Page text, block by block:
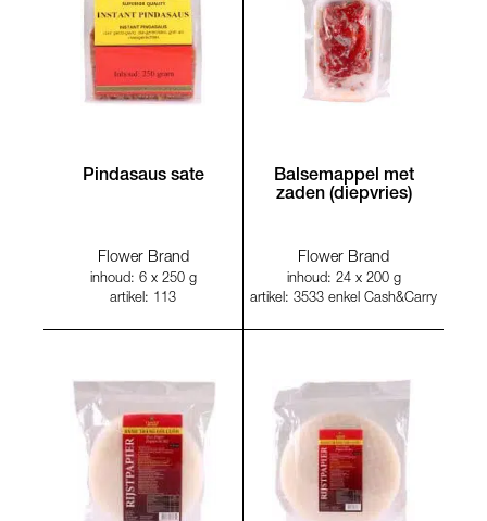
Pindasaus sate
Flower Brand
inhoud: 6 x 250 g
artikel: 113
Balsemappel met
zaden (diepvries)
Flower Brand
inhoud: 24 x 200 g
artikel: 3533 enkel Cash&Carry